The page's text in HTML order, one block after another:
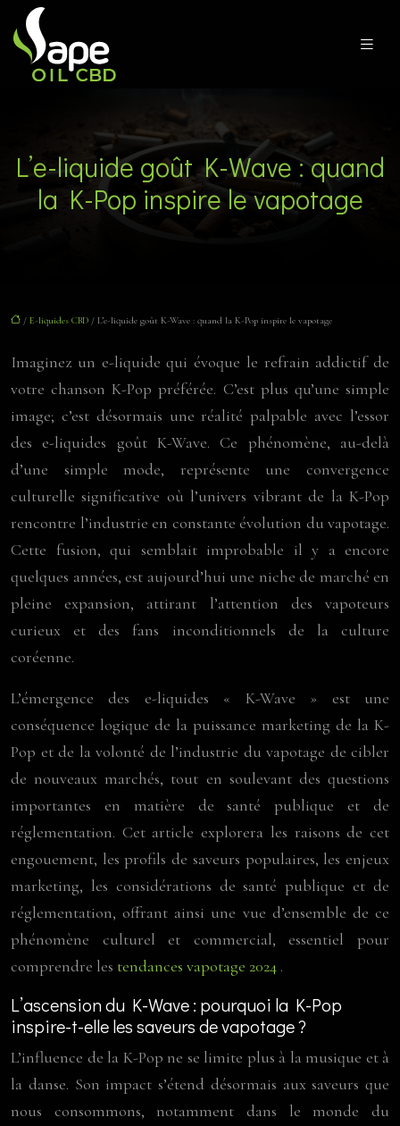
L’e-liquide goût K-Wave : quand
la K-Pop inspire le vapotage
/ E-liquides CBD / L’e-liquide goût K-Wave : quand la K-Pop inspire le vapotage
Imaginez un e-liquide qui évoque le refrain addictif de
votre chanson K-Pop préférée. C’est plus qu’une simple
image; c’est désormais une réalité palpable avec l’essor
des e-liquides goût K-Wave. Ce phénomène, au-delà
d’une simple mode, représente une convergence
culturelle significative où l’univers vibrant de la K-Pop
rencontre l’industrie en constante évolution du vapotage.
Cette fusion, qui semblait improbable il y a encore
quelques années, est aujourd’hui une niche de marché en
pleine expansion, attirant l’attention des vapoteurs
curieux et des fans inconditionnels de la culture
coréenne.
L’émergence des e-liquides « K-Wave » est une
conséquence logique de la puissance marketing de la K-
Pop et de la volonté de l’industrie du vapotage de cibler
de nouveaux marchés, tout en soulevant des questions
importantes en matière de santé publique et de
réglementation. Cet article explorera les raisons de cet
engouement, les profils de saveurs populaires, les enjeux
marketing, les considérations de santé publique et de
réglementation, offrant ainsi une vue d’ensemble de ce
phénomène culturel et commercial, essentiel pour
comprendre les tendances vapotage 2024 .
L’ascension du K-Wave : pourquoi la K-Pop
inspire-t-elle les saveurs de vapotage ?
L’influence de la K-Pop ne se limite plus à la musique et à
la danse. Son impact s’étend désormais aux saveurs que
nous consommons, notamment dans le monde du